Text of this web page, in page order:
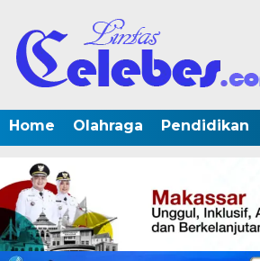
Home Olahraga Pendidikan